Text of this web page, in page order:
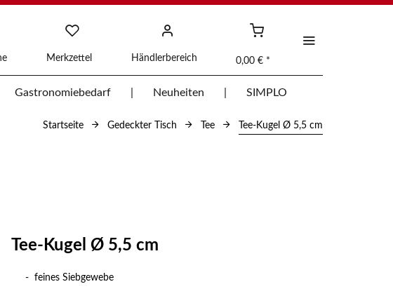
Merkzettel Händlerbereich 0,00 € *
Gastronomiebedarf Neuheiten SIMPLO
Startseite Gedeckter Tisch Tee Tee-Kugel Ø 5,5 cm
Tee-Kugel Ø 5,5 cm
- feines Siebgewebe